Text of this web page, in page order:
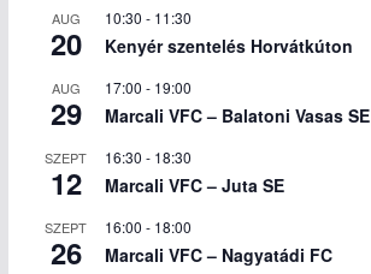
AUG
20
10:30 - 11:30
Kenyér szentelés Horvátkúton
AUG
29
17:00 - 19:00
Marcali VFC – Balatoni Vasas SE
SZEPT
12
16:30 - 18:30
Marcali VFC – Juta SE
SZEPT
26
16:00 - 18:00
Marcali VFC – Nagyatádi FC